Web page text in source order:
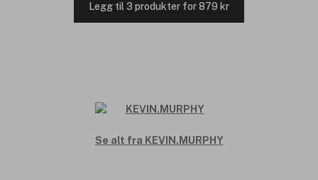
Legg til 3 produkter for 879 kr
Se alt fra KEVIN.MURPHY